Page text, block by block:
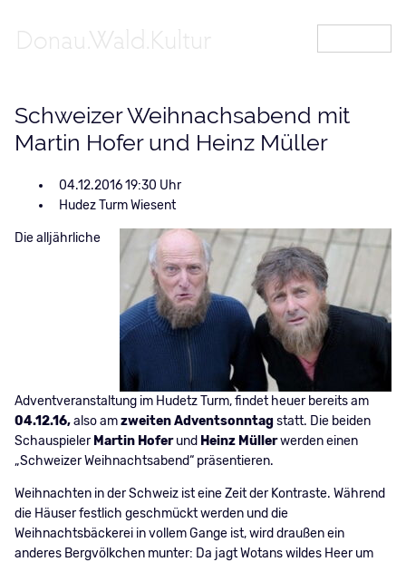
Schweizer Weihnachsabend mit
Martin Hofer und Heinz Müller
04.12.2016 19:30
Hudez Turm Wiesent
Die alljährliche
Adventveranstaltung im Hudetz Turm, findet heuer bereits am
04.12.16,also amzweiten Adventsonntagstatt. Die beiden
Schauspieler Martin Hoferund Heinz Müllerwerden einen
„Schweizer Weihnachtsabend“ präsentieren.
Weihnachten in der Schweiz ist eine Zeit der Kontraste. Während
die Häuser festlich geschmückt werden und die
Weihnachtsbäckerei in vollem Gange ist, wird draußen ein
anderes Bergvölkchen munter: Da jagt Wotans wildes Heer um